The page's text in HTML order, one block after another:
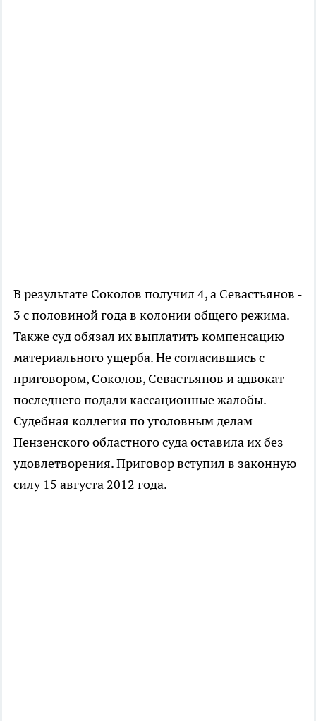
В результате Соколов получил 4, а Севастьянов -
3 с половиной года в колонии общего режима.
Также суд обязал их выплатить компенсацию
материального ущерба. Не согласившись с
приговором, Соколов, Севастьянов и адвокат
последнего подали кассационные жалобы.
Судебная коллегия по уголовным делам
Пензенского областного суда оставила их без
удовлетворения. Приговор вступил в законную
силу 15 августа 2012 года.